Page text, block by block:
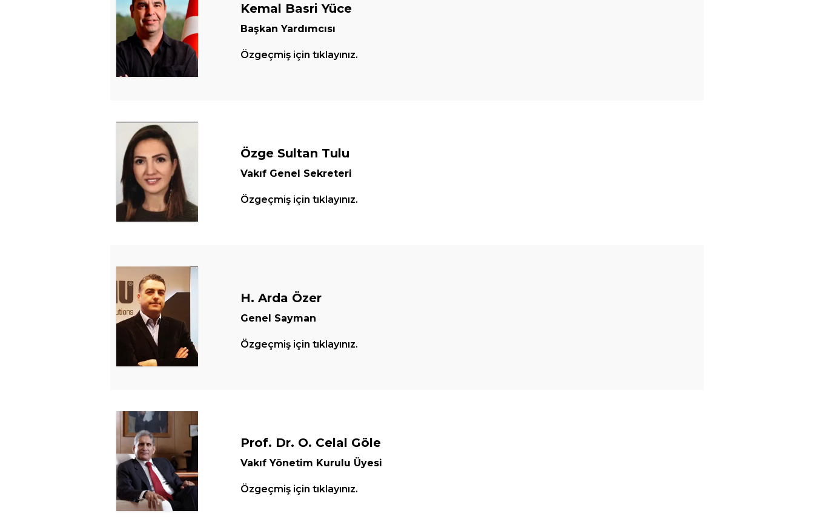
Kemal Basri Yüce
Başkan Yardımcısı
Özgeçmiş için tıklayınız.
Özge Sultan Tulu
Vakıf Genel Sekreteri
Özgeçmiş için tıklayınız.
H. Arda Özer
Genel Sayman
Özgeçmiş için tıklayınız.
Prof. Dr. O. Celal Göle
Vakıf Yönetim Kurulu Üyesi
Özgeçmiş için tıklayınız.